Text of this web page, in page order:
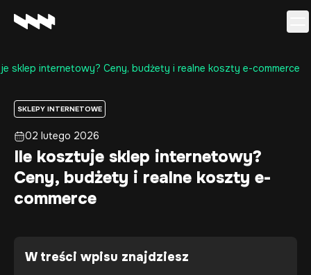
Realizacje
O firmie
Kariera
Baza wiedzy
Kontakt
sklep internetowy? Ceny, budżety i realne koszty e-commerce
SKLEPY INTERNETOWE
02 lutego 2026
Ile kosztuje sklep internetowy?
Ceny, budżety i realne koszty e-
commerce
W treści wpisu znajdziesz